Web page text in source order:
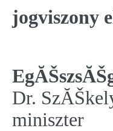
jogviszony
Dr.
miniszter